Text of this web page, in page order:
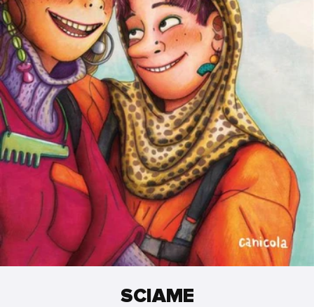
SCIAME